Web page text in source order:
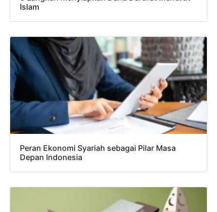
Islam
Peran Ekonomi Syariah sebagai Pilar Masa
Depan Indonesia